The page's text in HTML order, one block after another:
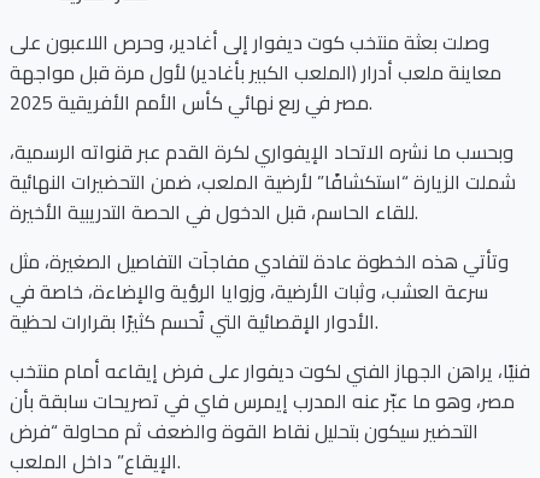
وصلت بعثة منتخب كوت ديفوار إلى أغادير، وحرص اللاعبون على
معاينة ملعب أدرار (الملعب الكبير بأغادير) لأول مرة قبل مواجهة
مصر في ربع نهائي كأس الأمم الأفريقية 2025.
وبحسب ما نشره الاتحاد الإيفواري لكرة القدم عبر قنواته الرسمية،
شملت الزيارة “استكشافًا” لأرضية الملعب، ضمن التحضيرات النهائية
للقاء الحاسم، قبل الدخول في الحصة التدريبية الأخيرة.
وتأتي هذه الخطوة عادة لتفادي مفاجآت التفاصيل الصغيرة، مثل
سرعة العشب، وثبات الأرضية، وزوايا الرؤية والإضاءة، خاصة في
الأدوار الإقصائية التي تُحسم كثيرًا بقرارات لحظية.
فنيًا، يراهن الجهاز الفني لكوت ديفوار على فرض إيقاعه أمام منتخب
مصر، وهو ما عبّر عنه المدرب إيمرس فاي في تصريحات سابقة بأن
التحضير سيكون بتحليل نقاط القوة والضعف ثم محاولة “فرض
الإيقاع” داخل الملعب.